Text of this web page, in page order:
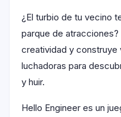
¿El turbio de tu vecino
parque de atracciones?
creatividad y construye
luchadoras para
y huir.
Hello Engineer es un